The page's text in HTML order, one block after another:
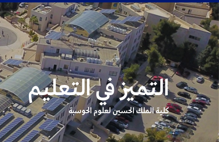
التميز في التعليم
كلية الملك الحسين لعلوم الحوسبة